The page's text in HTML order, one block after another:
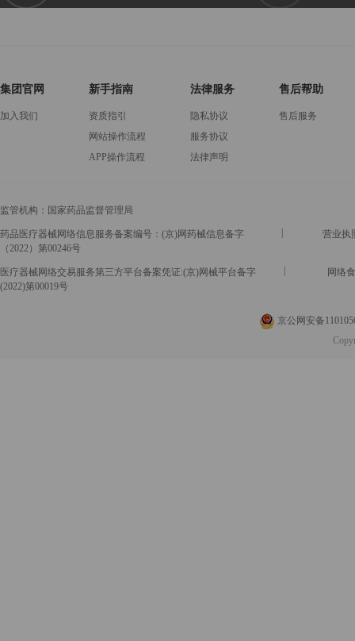
集团官网
加入我们
新手指南
资质指引
网站操作流程
APP操作流程
法律服务
隐私协议
服务协议
法律声明
售后帮助
售后服务
监管机构： 国家药品监督管理局
药品医疗器械网络信息服务备案编号：(京)网药械信息备字
（2022）第00246号
| 营业执
医疗器械网络交易服务第三方平台备案凭证:(京)网械平台备字
(2022)第00019号
| 网络
京公网安备